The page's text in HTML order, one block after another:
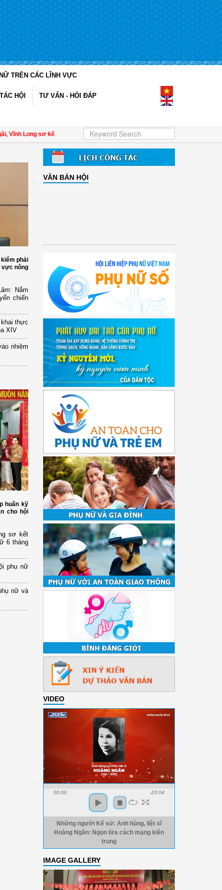
TRÊN CÁC LĨNH VỰC
HỘI TƯ VẤN - HỎI ĐÁP
sơ kết công tác Hội và phong trào phụ nữ 6 tháng đầu năm 2026
phải
vực nông
Nắm
chiến
thực
XIV
nhiệm
huấn kỹ
cho hội
sơ kết
6 tháng
phụ nữ
nữ và
VĂN BẢN HỘI
VIDEO
00:00 -20:04
Những người Kể sử: Anh hùng, liệt sĩ
Hoàng Ngân: Ngọn lửa cách mạng kiên
trung
IMAGE GALLERY